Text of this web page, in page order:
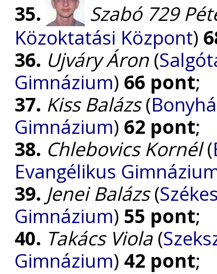
35.
Szabó 729
Közoktatási Központ)
36. Ujváry Áron(
Gimnázium) 66 pont;
37. Kiss Balázs(
Gimnázium) 62 pont;
38. Chlebovics Kornél(
Evangélikus
39. Jenei Balázs(
Gimnázium) 55 pont;
40. Takács Viola(
Gimnázium) 42 pont;